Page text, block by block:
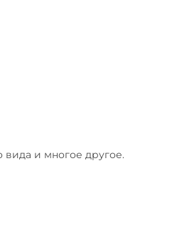
вида и многое другое.